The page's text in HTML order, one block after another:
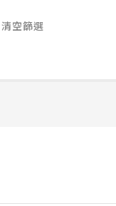
清空篩選